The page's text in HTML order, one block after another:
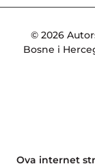
© 2026
Bosne i
Ova internet